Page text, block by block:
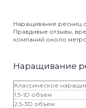
Наращивание ресниц
Правдивые отзывы,
компаний около метро
Наращивание
Классическое
1,5-1D объем
2,5-3D объем